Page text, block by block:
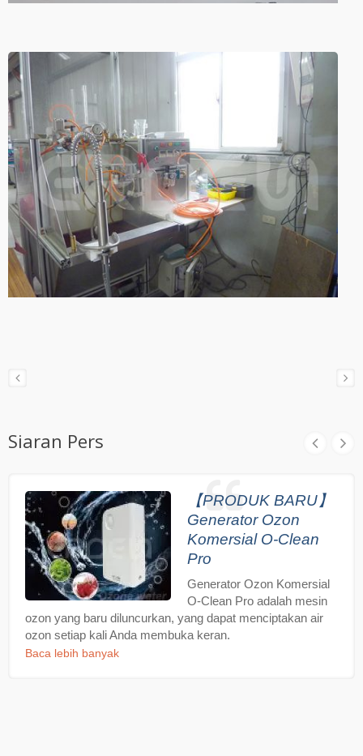
Siaran Pers
【PRODUK BARU】
Generator Ozon
Komersial O-Clean
Pro
Generator Ozon Komersial
O-Clean Pro adalah mesin
ozon yang baru diluncurkan, yang dapat menciptakan air
ozon setiap kali Anda membuka keran.
Baca lebih banyak